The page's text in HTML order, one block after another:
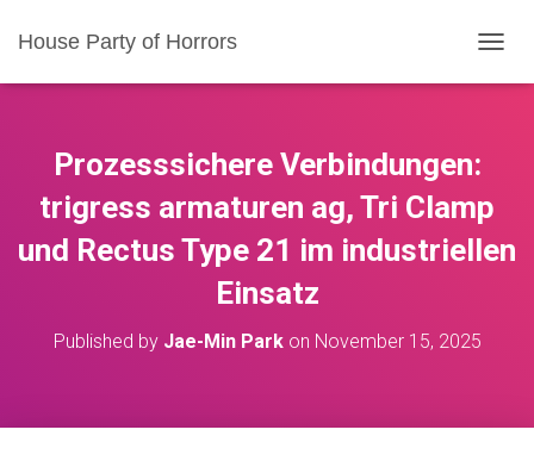
House Party of Horrors
O
A
V
I
Prozesssichere Verbindungen:
trigress armaturen ag, Tri Clamp
und Rectus Type 21 im industriellen
Einsatz
Published by Jae-Min Parkon November 15, 2025